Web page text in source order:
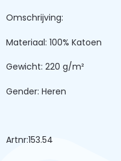
Omschrijving:
Materiaal: 100% Katoen
Gewicht: 220 g/m²
Gender: Heren
Artnr:153.54